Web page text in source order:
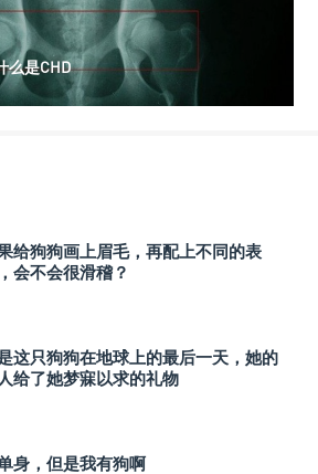
么是CHD
给狗狗画上眉毛，再配上不同的表
会不会很滑稽？
这只狗狗在地球上的最后一天，她的
给了她梦寐以求的礼物
身，但是我有狗啊